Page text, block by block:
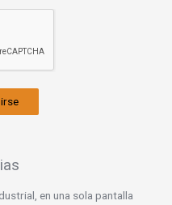
en una sola pantalla